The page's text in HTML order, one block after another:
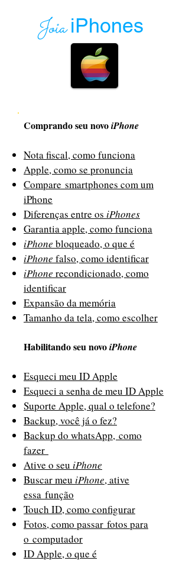
Joia iPhones
Comprando seu novoiPhone
Nota fiscal, como funciona
Apple, como se pronuncia
Compare smartphones com um
iPhone
Diferenças entre os iPhones
Garantia apple, como funciona
iPhone bloqueado, o que é
iPhone falso, como identificar
iPhone recondicionado, como
identificar
Expansão da memória
Tamanho da tela, como escolher
Habilitando seu novoiPhone
Esqueci meu ID Apple
Esqueci a senha de meu ID Apple
Suporte Apple, qual o telefone?
Backup, você já o fez?
Backup do whatsApp, como
fazer
Ative o seu iPhone
Buscar meu iPhone, ative
essa função
Touch ID, como configurar
Fotos, como passar fotos para
o computador
ID Apple, o que é